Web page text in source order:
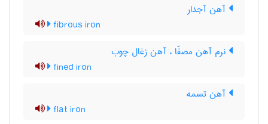
آهن آجدار
fibrous iron
نرم آهن مصفّا ، آهن زغال چوب
fined iron
آهن تسمه
flat iron